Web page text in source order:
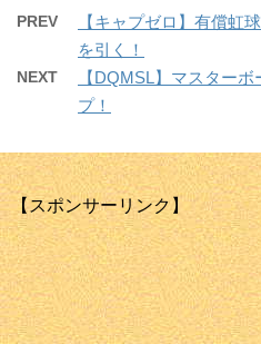
PREV
【キャプゼロ】有償虹
を引く！
NEXT
【DQMSL】マスター
プ！
【スポンサーリンク】